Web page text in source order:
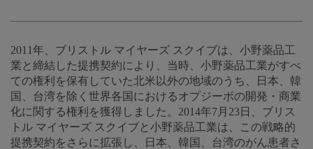
2011年、ブリストル マイヤーズ スクイブは、小野薬品工
業と締結した提携契約により、当時、小野薬品工業がすべ
ての権利を保有していた北米以外の地域のうち、日本、韓
国、台湾を除く世界各国におけるオプジーボの開発・商業
化に関する権利を獲得しました。2014年7月23日、ブリス
トル マイヤーズ スクイブと小野薬品工業は、この戦略的
提携契約をさらに拡張し、日本、韓国、台湾のがん患者さ